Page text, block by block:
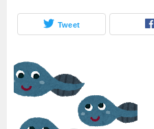
Tweet